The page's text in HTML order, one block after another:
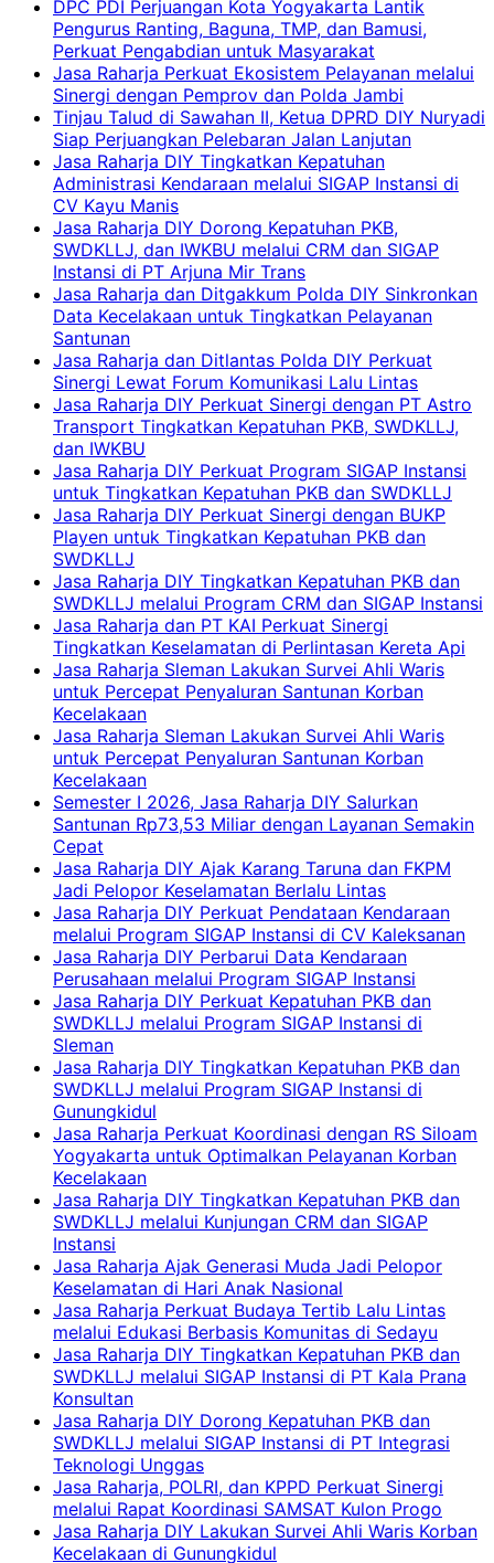
DPC PDI Perjuangan Kota Yogyakarta Lantik
Pengurus Ranting, Baguna, TMP, dan Bamusi,
Perkuat Pengabdian untuk Masyarakat
Jasa Raharja Perkuat Ekosistem Pelayanan melalui
Sinergi dengan Pemprov dan Polda Jambi
Tinjau Talud di Sawahan II, Ketua DPRD DIY Nuryadi
Siap Perjuangkan Pelebaran Jalan Lanjutan
Jasa Raharja DIY Tingkatkan Kepatuhan
Administrasi Kendaraan melalui SIGAP Instansi di
CV Kayu Manis
Jasa Raharja DIY Dorong Kepatuhan PKB,
SWDKLLJ, dan IWKBU melalui CRM dan SIGAP
Instansi di PT Arjuna Mir Trans
Jasa Raharja dan Ditgakkum Polda DIY Sinkronkan
Data Kecelakaan untuk Tingkatkan Pelayanan
Santunan
Jasa Raharja dan Ditlantas Polda DIY Perkuat
Sinergi Lewat Forum Komunikasi Lalu Lintas
Jasa Raharja DIY Perkuat Sinergi dengan PT Astro
Transport Tingkatkan Kepatuhan PKB, SWDKLLJ,
dan IWKBU
Jasa Raharja DIY Perkuat Program SIGAP Instansi
untuk Tingkatkan Kepatuhan PKB dan SWDKLLJ
Jasa Raharja DIY Perkuat Sinergi dengan BUKP
Playen untuk Tingkatkan Kepatuhan PKB dan
SWDKLLJ
Jasa Raharja DIY Tingkatkan Kepatuhan PKB dan
SWDKLLJ melalui Program CRM dan SIGAP Instansi
Jasa Raharja dan PT KAI Perkuat Sinergi
Tingkatkan Keselamatan di Perlintasan Kereta Api
Jasa Raharja Sleman Lakukan Survei Ahli Waris
untuk Percepat Penyaluran Santunan Korban
Kecelakaan
Jasa Raharja Sleman Lakukan Survei Ahli Waris
untuk Percepat Penyaluran Santunan Korban
Kecelakaan
Semester I 2026, Jasa Raharja DIY Salurkan
Santunan Rp73,53 Miliar dengan Layanan Semakin
Cepat
Jasa Raharja DIY Ajak Karang Taruna dan FKPM
Jadi Pelopor Keselamatan Berlalu Lintas
Jasa Raharja DIY Perkuat Pendataan Kendaraan
melalui Program SIGAP Instansi di CV Kaleksanan
Jasa Raharja DIY Perbarui Data Kendaraan
Perusahaan melalui Program SIGAP Instansi
Jasa Raharja DIY Perkuat Kepatuhan PKB dan
SWDKLLJ melalui Program SIGAP Instansi di
Sleman
Jasa Raharja DIY Tingkatkan Kepatuhan PKB dan
SWDKLLJ melalui Program SIGAP Instansi di
Gunungkidul
Jasa Raharja Perkuat Koordinasi dengan RS Siloam
Yogyakarta untuk Optimalkan Pelayanan Korban
Kecelakaan
Jasa Raharja DIY Tingkatkan Kepatuhan PKB dan
SWDKLLJ melalui Kunjungan CRM dan SIGAP
Instansi
Jasa Raharja Ajak Generasi Muda Jadi Pelopor
Keselamatan di Hari Anak Nasional
Jasa Raharja Perkuat Budaya Tertib Lalu Lintas
melalui Edukasi Berbasis Komunitas di Sedayu
Jasa Raharja DIY Tingkatkan Kepatuhan PKB dan
SWDKLLJ melalui SIGAP Instansi di PT Kala Prana
Konsultan
Jasa Raharja DIY Dorong Kepatuhan PKB dan
SWDKLLJ melalui SIGAP Instansi di PT Integrasi
Teknologi Unggas
Jasa Raharja, POLRI, dan KPPD Perkuat Sinergi
melalui Rapat Koordinasi SAMSAT Kulon Progo
Jasa Raharja DIY Lakukan Survei Ahli Waris Korban
Kecelakaan di Gunungkidul